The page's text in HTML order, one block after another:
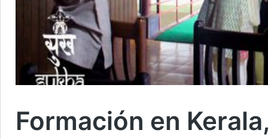
Formación en